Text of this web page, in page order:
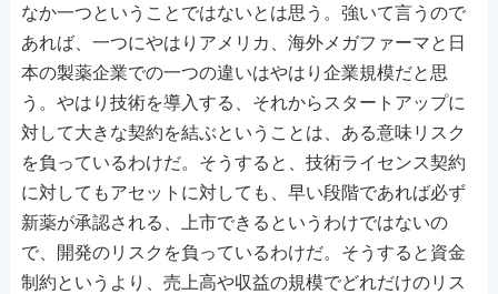
なか一つということではないとは思う。強いて言うので
あれば、一つにやはりアメリカ、海外メガファーマと日
本の製薬企業での一つの違いはやはり企業規模だと思
う。やはり技術を導入する、それからスタートアップに
対して大きな契約を結ぶということは、ある意味リスク
を負っているわけだ。そうすると、技術ライセンス契約
に対してもアセットに対しても、早い段階であれば必ず
新薬が承認される、上市できるというわけではないの
で、開発のリスクを負っているわけだ。そうすると資金
制約というより、売上高や収益の規模でどれだけのリス